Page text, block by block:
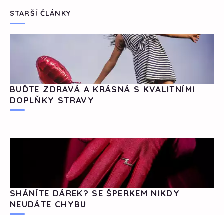
STARŠÍ ČLÁNKY
BUĎTE ZDRAVÁ A KRÁSNÁ S KVALITNÍMI
DOPLŇKY STRAVY
SHÁNÍTE DÁREK? SE ŠPERKEM NIKDY
NEUDÁTE CHYBU